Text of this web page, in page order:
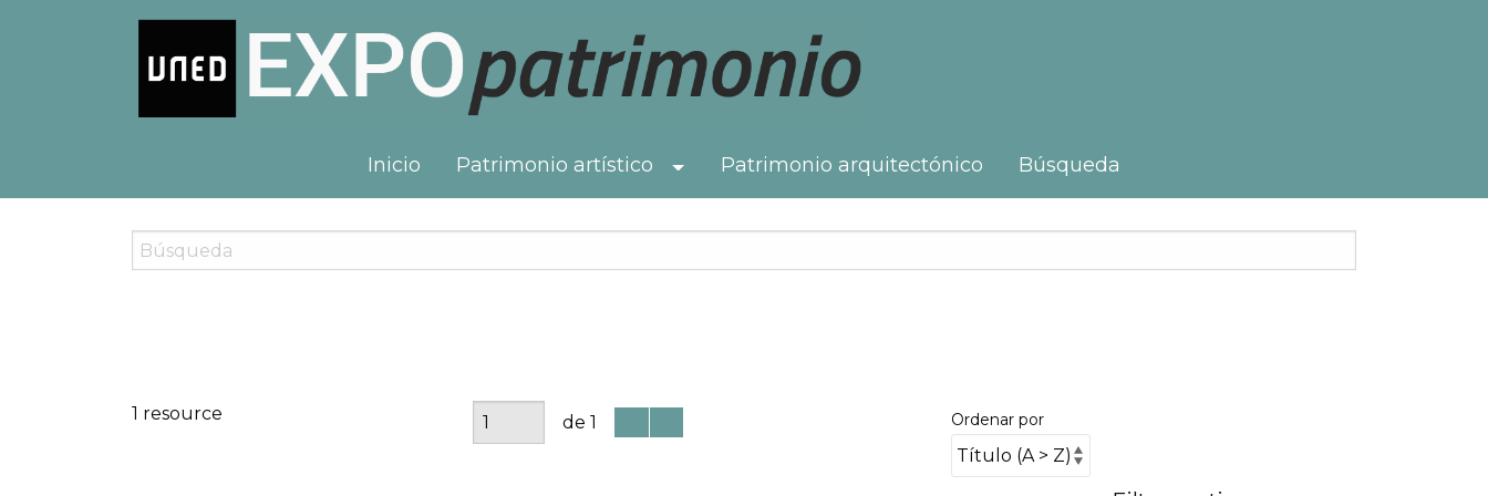
Inicio Patrimonio artístico Toggle Dropdown
Patrimonio arquitectónico Búsqueda
1 resource de 1 Ordenar por